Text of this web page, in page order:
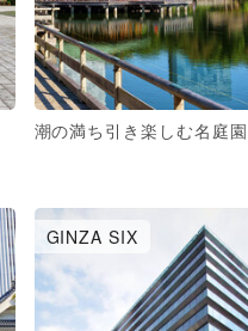
潮の満ち引き楽しむ名庭園
GINZA SIX